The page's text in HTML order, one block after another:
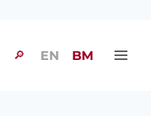
🔎 EN BM